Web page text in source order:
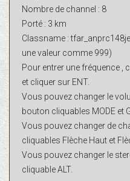
Nombre de channel : 8
Porté : 3 km
Classname :
une valeur comme 999)
Pour entrer une fréquence ,
et cliquer sur ENT.
Vous pouvez changer le
bouton cliquables MODE et
Vous pouvez changer de
cliquables Flèche Haut et
Vous pouvez changer le
cliquable ALT.